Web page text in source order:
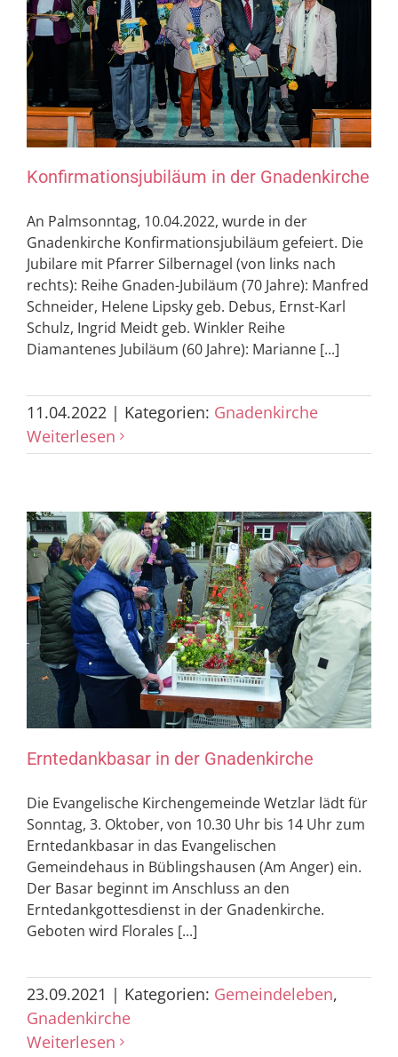
Konfirmationsjubiläum in der Gnadenkirche
An Palmsonntag, 10.04.2022, wurde in der
Gnadenkirche Konfirmationsjubiläum gefeiert. Die
Jubilare mit Pfarrer Silbernagel (von links nach
rechts): Reihe Gnaden-Jubiläum (70 Jahre): Manfred
Schneider, Helene Lipsky geb. Debus, Ernst-Karl
Schulz, Ingrid Meidt geb. Winkler Reihe
Diamantenes Jubiläum (60 Jahre): Marianne [...]
11.04.2022 | Kategorien: Gnadenkirche
Weiterlesen
Erntedankbasar in der Gnadenkirche
Die Evangelische Kirchengemeinde Wetzlar lädt für
Sonntag, 3. Oktober, von 10.30 Uhr bis 14 Uhr zum
Erntedankbasar in das Evangelischen
Gemeindehaus in Büblingshausen (Am Anger) ein.
Der Basar beginnt im Anschluss an den
Erntedankgottesdienst in der Gnadenkirche.
Geboten wird Florales [...]
23.09.2021 | Kategorien: Gemeindeleben,
Gnadenkirche
Weiterlesen